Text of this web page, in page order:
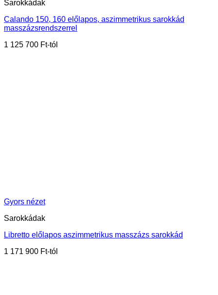
Sarokkádak
Calando 150, 160 előlapos, aszimmetrikus sarokkád
masszázsrendszerrel
1 125 700 Ft
Gyors nézet
Sarokkádak
Libretto előlapos aszimmetrikus masszázs sarokkád
1 171 900 Ft